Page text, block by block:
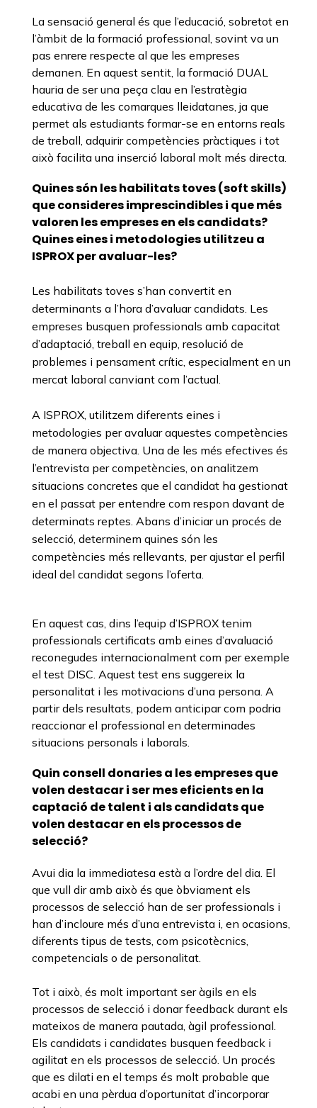
La sensació general és que l’educació, sobretot en
l’àmbit de la formació professional, sovint va un
pas enrere respecte al que les empreses
demanen. En aquest sentit, la formació DUAL
hauria de ser una peça clau en l’estratègia
educativa de les comarques lleidatanes, ja que
permet als estudiants formar-se en entorns reals
de treball, adquirir competències pràctiques i tot
això facilita una inserció laboral molt més directa.
Quines són les habilitats toves (soft skills)
que consideres imprescindibles i que més
valoren les empreses en els candidats?
Quines eines i metodologies utilitzeu a
ISPROX per avaluar-les?
Les habilitats toves s’han convertit en
determinants a l’hora d’avaluar candidats. Les
empreses busquen professionals amb capacitat
d’adaptació, treball en equip, resolució de
problemes i pensament crític, especialment en un
mercat laboral canviant com l’actual.
A ISPROX, utilitzem diferents eines i
metodologies per avaluar aquestes competències
de manera objectiva. Una de les més efectives és
l’entrevista per competències, on analitzem
situacions concretes que el candidat ha gestionat
en el passat per entendre com respon davant de
determinats reptes. Abans d’iniciar un procés de
selecció, determinem quines són les
competències més rellevants, per ajustar el perfil
ideal del candidat segons l’oferta.
En aquest cas, dins l’equip d’ISPROX tenim
professionals certificats amb eines d’avaluació
reconegudes internacionalment com per exemple
el test DISC. Aquest test ens suggereix la
personalitat i les motivacions d’una persona. A
partir dels resultats, podem anticipar com podria
reaccionar el professional en determinades
situacions personals i laborals.
Quin consell donaries a les empreses que
volen destacar i ser mes eficients en la
captació de talent i als candidats que
volen destacar en els processos de
selecció?
Avui dia la immediatesa està a l’ordre del dia. El
que vull dir amb això és que òbviament els
processos de selecció han de ser professionals i
han d’incloure més d’una entrevista i, en ocasions,
diferents tipus de tests, com psicotècnics,
competencials o de personalitat.
Tot i això, és molt important ser àgils en els
processos de selecció i donar feedback durant els
mateixos de manera pautada, àgil professional.
Els candidats i candidates busquen feedback i
agilitat en els processos de selecció. Un procés
que es dilati en el temps és molt probable que
acabi en una pèrdua d’oportunitat d’incorporar